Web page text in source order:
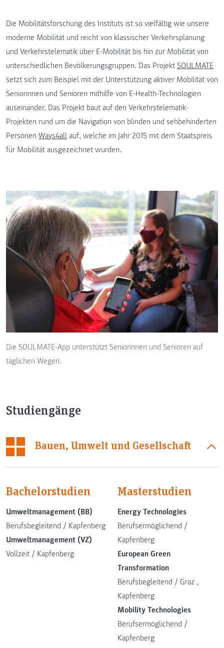
Die Mobilitätsforschung des Instituts ist so vielfältig wie unsere
moderne Mobilität und reicht von klassischer Verkehrsplanung
und Verkehrstelematik über E-Mobilität bis hin zur Mobilität von
unterschiedlichen Bevölkerungsgruppen. Das Projekt SOULMATE
setzt sich zum Beispiel mit der Unterstützung aktiver Mobilität von
Seniorinnen und Senioren mithilfe von E-Health-Technologien
auseinander. Das Projekt baut auf den Verkehrstelematik-
Projekten rund um die Navigation von blinden und sehbehinderten
Personen Ways4all auf, welche im Jahr 2015 mit dem Staatspreis
für Mobilität ausgezeichnet wurden.
Die SOULMATE-App unterstützt Seniorinnen und Senioren auf
täglichen Wegen.
Studiengänge
Bauen, Umwelt und Gesellschaft
Bachelorstudien
Umweltmanagement (BB)
Berufsbegleitend / Kapfenberg
Umweltmanagement (VZ)
Vollzeit / Kapfenberg
Masterstudien
Energy Technologies
Berufsermöglichend /
Kapfenberg
European Green
Transformation
Berufsbegleitend / Graz ,
Kapfenberg
Mobility Technologies
Berufsermöglichend /
Kapfenberg